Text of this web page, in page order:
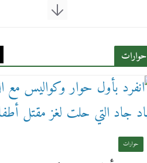
حوارات
حوارات